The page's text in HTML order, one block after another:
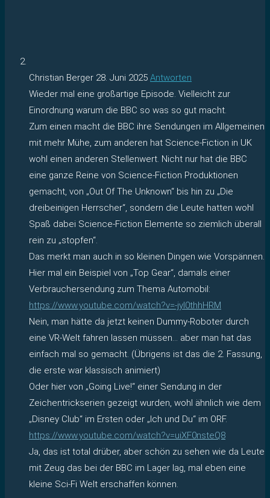
Christian Berger 28. Juni 2025 Antworten
Wieder mal eine großartige Episode. Vielleicht zur
Einordnung warum die BBC so was so gut macht.
Zum einen macht die BBC ihre Sendungen im Allgemeinen
mit mehr Mühe, zum anderen hat Science-Fiction in UK
wohl einen anderen Stellenwert. Nicht nur hat die BBC
eine ganze Reine von Science-Fiction Produktionen
gemacht, von „Out Of The Unknown“ bis hin zu „Die
dreibeinigen Herrscher“, sondern die Leute hatten wohl
Spaß dabei Science-Fiction Elemente so ziemlich überall
rein zu „stopfen“.
Das merkt man auch in so kleinen Dingen wie Vorspännen.
Hier mal ein Beispiel von „Top Gear“, damals einer
Verbrauchersendung zum Thema Automobil:
https://www.youtube.com/watch?v=-jyl0thhHRM
Nein, man hätte da jetzt keinen Dummy-Roboter durch
eine VR-Welt fahren lassen müssen… aber man hat das
einfach mal so gemacht. (Übrigens ist das die 2. Fassung,
die erste war klassisch animiert)
Oder hier von „Going Live!“ einer Sendung in der
Zeichentrickserien gezeigt wurden, wohl ähnlich wie dem
„Disney Club“ im Ersten oder „Ich und Du“ im ORF.
https://www.youtube.com/watch?v=uiXF0nsteQ8
Ja, das ist total drüber, aber schön zu sehen wie da Leute
mit Zeug das bei der BBC im Lager lag, mal eben eine
kleine Sci-Fi Welt erschaffen können.